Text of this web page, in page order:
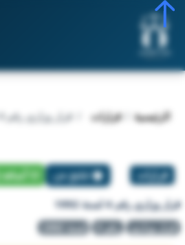
الرئيسية قرارات قرار وزاري رقم 4 لسنة 1992
قرارات تبليغ عن
قرار وزاري رقم 4 لسنة 1992
قرار وزاري رقم 4 لسنة 1992